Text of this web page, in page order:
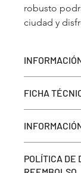
robusto
ciudad y
Cilindrada
1037 cc
20 LTS
Peso
131 kgs
Altura del
FICHA
Freire 634,
POLÍTICA DE